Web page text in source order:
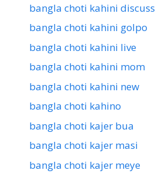
bangla choti kahini discuss
bangla choti kahini golpo
bangla choti kahini live
bangla choti kahini mom
bangla choti kahini new
bangla choti kahino
bangla choti kajer bua
bangla choti kajer masi
bangla choti kajer meye